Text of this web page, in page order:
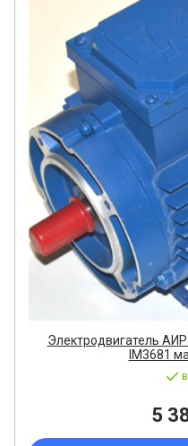
Электродвигатель
IM3681
5